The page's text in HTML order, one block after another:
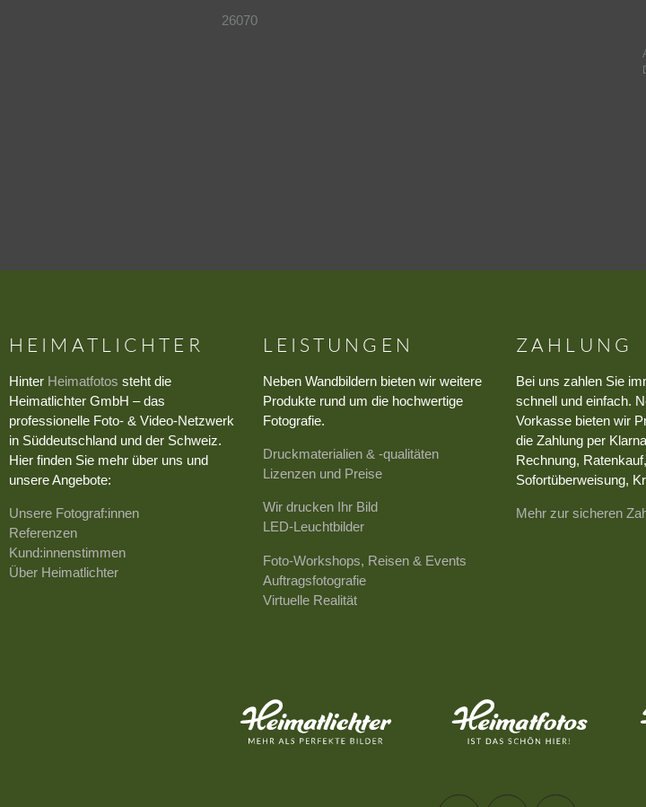
26070
HEIMATLICHTER
Hinter Heimatfotos steht die
Heimatlichter GmbH – das
professionelle Foto- & Video-Netzwerk
in Süddeutschland und der Schweiz.
Hier finden Sie mehr über uns und
unsere Angebote:
Unsere Fotograf:innen
Referenzen
Kund:innenstimmen
Über Heimatlichter
LEISTUNGEN
Neben Wandbildern bieten wir weitere
Produkte rund um die hochwertige
Fotografie.
Druckmaterialien & -qualitäten
Lizenzen und Preise
Wir drucken Ihr Bild
LED-Leuchtbilder
Foto-Workshops, Reisen & Events
Auftragsfotografie
Virtuelle Realität
ZAHLUNG
Bei uns zahlen Sie
schnell und einfach.
Vorkasse bieten wir
die Zahlung per
Rechnung, Ratenkauf,
Sofortüberweisung,
Mehr zur sicheren